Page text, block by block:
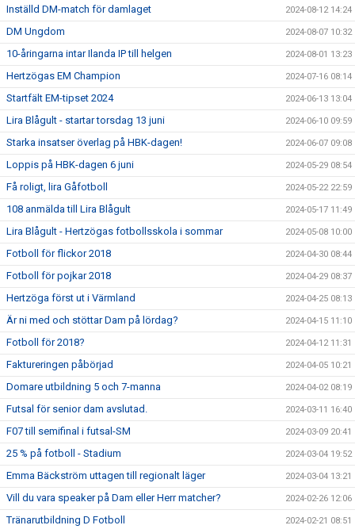
Inställd DM-match för damlaget 2024-08-12 14:24
DM Ungdom 2024-08-07 10:32
10-åringarna intar Ilanda IP till helgen 2024-08-01 13:23
Hertzögas EM Champion 2024-07-16 08:14
Startfält EM-tipset 2024 2024-06-13 13:04
Lira Blågult - startar torsdag 13 juni 2024-06-10 09:59
Starka insatser överlag på HBK-dagen! 2024-06-07 09:08
Loppis på HBK-dagen 6 juni 2024-05-29 08:54
Få roligt, lira Gåfotboll 2024-05-22 22:59
108 anmälda till Lira Blågult 2024-05-17 11:49
Lira Blågult - Hertzögas fotbollsskola i sommar 2024-05-08 10:00
Fotboll för flickor 2018 2024-04-30 08:44
Fotboll för pojkar 2018 2024-04-29 08:37
Hertzöga först ut i Värmland 2024-04-25 08:13
Är ni med och stöttar Dam på lördag? 2024-04-15 11:10
Fotboll för 2018? 2024-04-12 11:31
Faktureringen påbörjad 2024-04-05 10:21
Domare utbildning 5 och 7-manna 2024-04-02 08:19
Futsal för senior dam avslutad. 2024-03-11 16:40
F07 till semifinal i futsal-SM 2024-03-09 20:41
25 % på fotboll - Stadium 2024-03-04 19:52
Emma Bäckström uttagen till regionalt läger 2024-03-04 13:21
Vill du vara speaker på Dam eller Herr matcher? 2024-02-26 12:06
Tränarutbildning D Fotboll 2024-02-21 08:51